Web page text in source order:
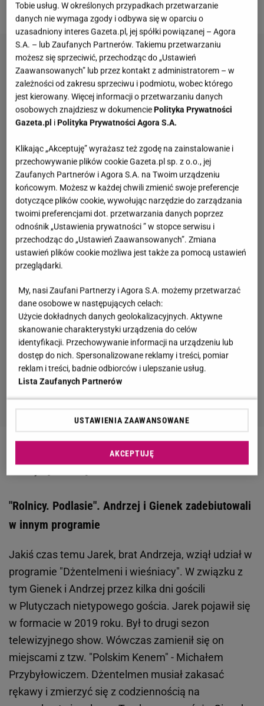
światem mediów? Wszystko przez Jarka.
Jakie postulaty mają protestujący
"Rolnicy. Podlasie". Andrzej i Gienek zadebiutowali
w innym programie
Jakiś czas temu Jarek, brat Andrzeja, wziął udział w
programie "Dżentelmeni i wieśniacy". W związku z
tym Gienek i Andrzej przez kilka dni gościli
w Plutyczach nietypowego gościa. Jarek pojawił się
w formacie w 2019 roku. Był to drugi sezon
telewizyjnego show. Wówczas zamienił się on
miejscami z tzw. "Polskim Kenem" - Michałem
Przybyłowiczem. Dżentelmen musiał zakasać
rękawy i zmierzyć się z codziennością na
Tobie usług. W określonych przypadkach przetwarzanie
danych nie wymaga zgody i odbywa się w oparciu o
uzasadniony interes Gazeta.pl, jej spółki powiązanej – Agora
S.A. – lub Zaufanych Partnerów. Takiemu przetwarzaniu
możesz się sprzeciwić, przechodząc do „Ustawień
Zaawansowanych” lub przez kontakt z administratorem – w
zależności od zakresu sprzeciwu i podmiotu, wobec którego
jest kierowany. Więcej informacji o przetwarzaniu danych
osobowych znajdziesz w dokumencie Polityka Prywatności
Gazeta.pl i Polityka Prywatności Agora S.A.
Klikając „Akceptuję” wyrażasz też zgodę na zainstalowanie i
przechowywanie plików cookie Gazeta.pl sp. z o.o., jej
Zaufanych Partnerów i Agora S.A. na Twoim urządzeniu
końcowym. Możesz w każdej chwili zmienić swoje preferencje
dotyczące plików cookie, wywołując narzędzie do zarządzania
twoimi preferencjami dot. przetwarzania danych poprzez
odnośnik „Ustawienia prywatności ” w stopce serwisu i
przechodząc do „Ustawień Zaawansowanych”. Zmiana
ustawień plików cookie możliwa jest także za pomocą ustawień
przeglądarki.
My, nasi Zaufani Partnerzy i Agora S.A. możemy przetwarzać
dane osobowe w następujących celach:
Użycie dokładnych danych geolokalizacyjnych. Aktywne
skanowanie charakterystyki urządzenia do celów
identyfikacji. Przechowywanie informacji na urządzeniu lub
dostęp do nich. Spersonalizowane reklamy i treści, pomiar
reklam i treści, badnie odbiorców i ulepszanie usług.
Lista Zaufanych Partnerów
USTAWIENIA ZAAWANSOWANE
AKCEPTUJĘ